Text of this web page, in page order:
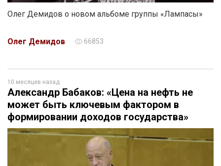
Олег Демидов о новом альбоме группы «Лампасы»
Олег Демидов 66853
10 месяцев назад
Александр Бабаков: «Цена на нефть не
может быть ключевым фактором в
формировании доходов государства»